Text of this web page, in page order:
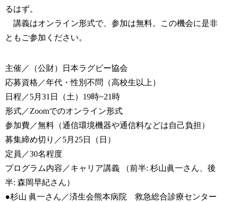
るはず。
講義はオンライン形式で、参加は無料。この機会に是非
ともご参加ください。
主催／（公財）日本ラグビー協会
応募資格／年代・性別不問（高校生以上）
日程／5月31日（土）19時~21時
形式／Zoomでのオンライン形式
参加費／無料（通信環境機器や通信料などは自己負担）
募集締め切り／5月25日（日）
定員／30名程度
プログラム内容／キャリア講義 （前半: 杉山眞一さん、後
半: 森岡早紀さん）
●杉山 眞一さん／済生会熊本病院 救急総合診療センター